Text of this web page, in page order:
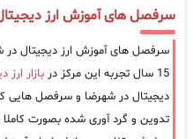
سرفصل های آموزش ارز
سرفصل های آموزش ارز دیجیتال
15 سال تجربه این مرکز در
بازار ارز
دیجیتال در شهرضا و سرفصل هایی
تدوین و گرد آوری شده بصورت کاملا